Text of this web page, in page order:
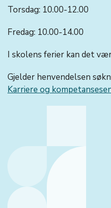
Torsdag: 10.00-12.00
Fredag: 10.00-14.00
I skolens ferier kan det
Gjelder henvendelsen
Karriere og